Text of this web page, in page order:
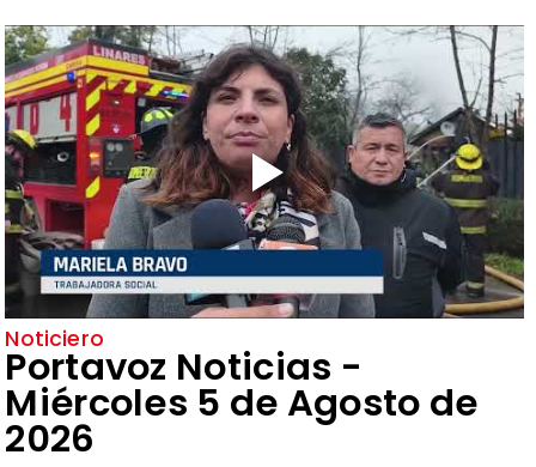
Noticiero
Portavoz Noticias -
Miércoles 5 de Agosto de
2026